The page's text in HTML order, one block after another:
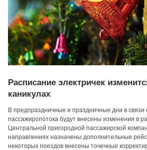
Расписание электричек
каникулах
В предпраздничные и праздничные дни в связи
пассажиропотока будут внесены изменения в
Центральной пригородной пассажирской
направлениях назначены дополнительные
некоторых поездов внесены точечные